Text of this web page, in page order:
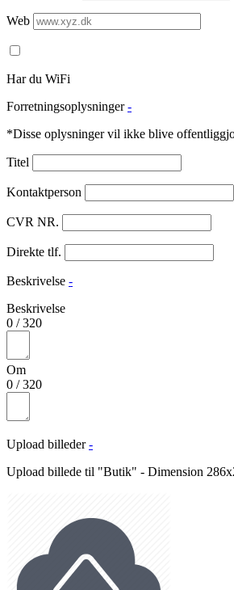
Web
Har du WiFi
Forretningsoplysninger -
*Disse oplysninger vil ikke blive
Titel
Kontaktperson
CVR NR.
Direkte tlf.
Beskrivelse -
Beskrivelse
0 /320
Om
0 /320
Upload billeder -
Upload billede til "Butik" - Dimension